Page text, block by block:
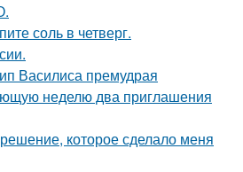
соль в четверг.
Василиса премудрая
неделю два приглашения
которое сделало меня